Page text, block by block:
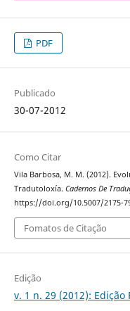
PDF
Publicado
30-07-2012
Como Citar
Vila Barbosa, M. M. (2012).
Tradutoloxía. Cadernos De
https://doi.org/10.5007/2175-
Fomatos de Citação
Edição
v. 1 n. 29 (2012): Edição